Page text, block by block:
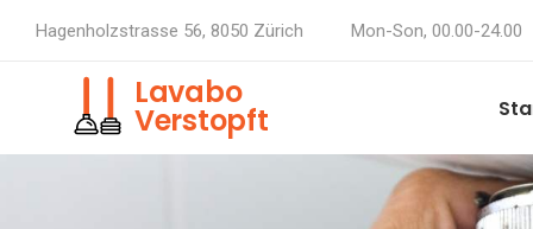
Hagenholzstrasse 56, 8050 Zürich Mon-Son, 00.00-24.00
Lavabo
Verstopft